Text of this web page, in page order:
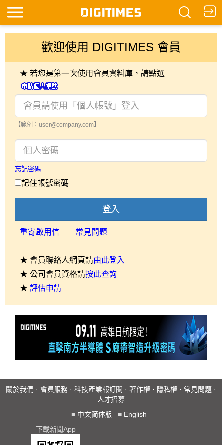
歡迎使用 DIGITIMES 會員
★ 若您是第一次使用會員資料庫，請點選
【範例：user@company.com】
忘記密碼
記住帳號密碼
登入
重寄啟用信 常見問題
★ 會員聯絡人網頁請由此登入
★ 公司會員資格請按此查詢
★ 評估申請
關於我們 · 會員服務 · 科技產業報訂閱 · 著作權 · 隱私權 · 常見問題 ·
人才招募
■ 中文简体版 ■ English
下載新聞App